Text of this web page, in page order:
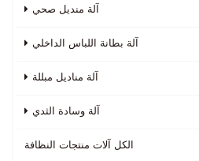
آلة منديل صحي
آلة بطانة اللباس الداخلي
آلة مناديل مبللة
آلة وسادة الثدي
الكل آلات منتجات النظافة